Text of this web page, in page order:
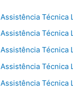
Assistência Técnica
Assistência Técnica
Assistência Técnica
Assistência Técnica
Assistência Técnica